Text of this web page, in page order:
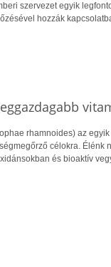
szervezet egyik
hozzák
rhamnoides) az
célokra. Élénk
és bioaktív